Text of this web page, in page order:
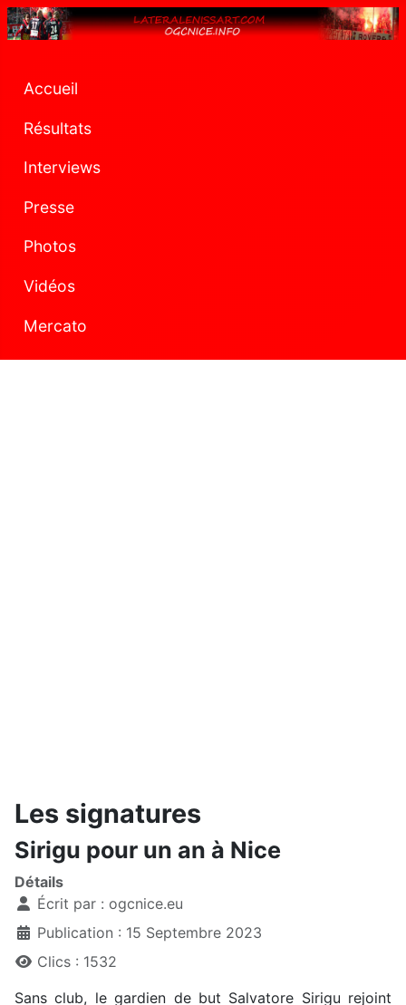
Accueil
Résultats
Interviews
Presse
Photos
Vidéos
Mercato
Les signatures
Sirigu pour un an à Nice
Détails
Écrit par : ogcnice.eu
Publication : 15 Septembre 2023
Clics : 1532
Sans club, le gardien de but Salvatore Sirigu rejoint